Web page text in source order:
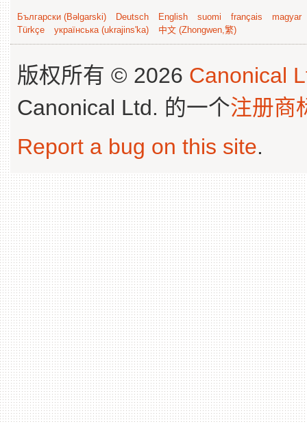
Български (Bəlgarski) Deutsch English suomi français
magyar
Türkçe
українська (ukrajins'ka) 中文 (Zhongwen,繁)
版权所有 © 2026 Canonical
Canonical Ltd. 的一个注册商
Report a bug on this site.